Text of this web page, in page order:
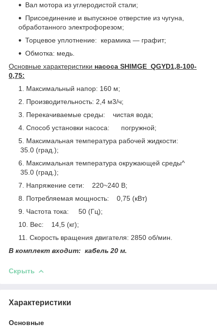
Вал мотора из углеродистой стали;
Присоединение и выпускное отверстие из чугуна,
обработанного электрофорезом;
Торцевое уплотнение: керамика ― графит;
Обмотка: медь.
Основные характеристики насоса SHIMGE QGYD1,8-100-
0,75:
Максимальный напор: 160 м;
Производительность: 2,4 м3/ч;
Перекачиваемые среды: чистая вода;
Способ установки насоса: погружной;
Максимальная температура рабочей жидкости:
35.0 (град.);
Максимальная температура окружающей среды^
35.0 (град.);
Напряжение сети: 220~240 В;
Потребляемая мощность: 0,75 (кВт)
Частота тока: 50 (Гц);
Вес: 14,5 (кг);
Скорость вращения двигателя: 2850 об/мин.
В комплект входит: кабель 20 м.
Скрыть
Характеристики
Основные